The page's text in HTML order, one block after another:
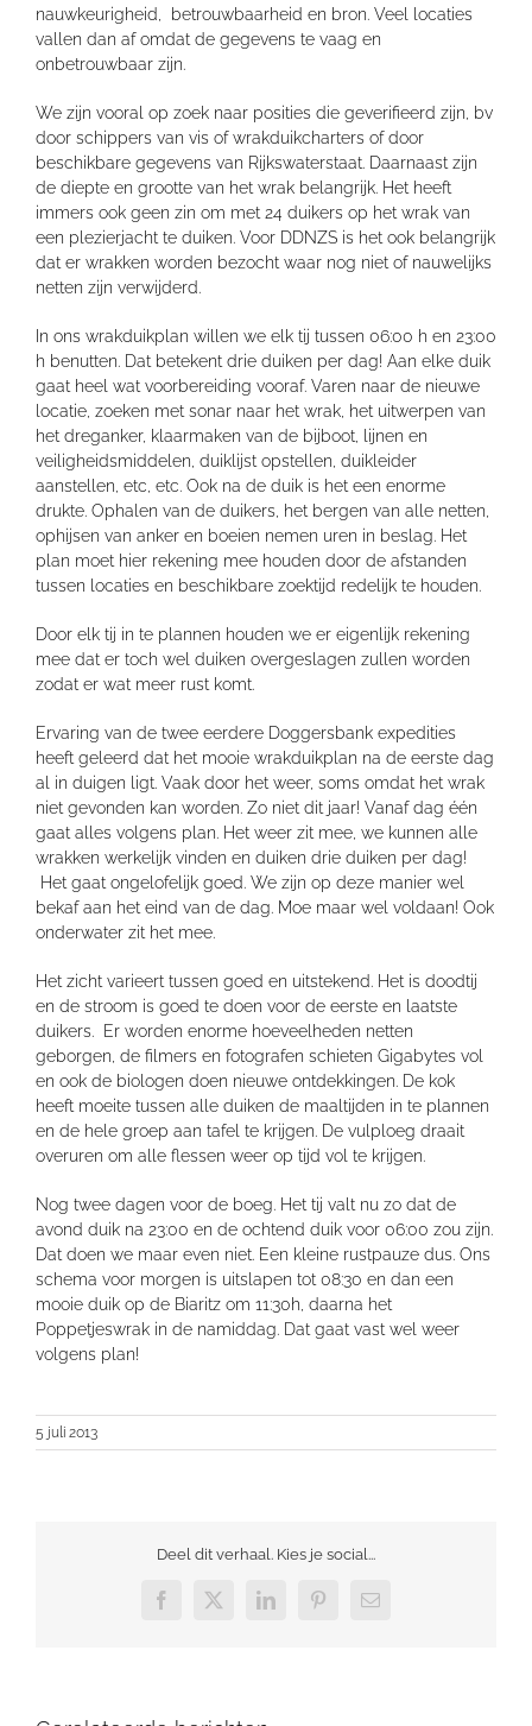
nauwkeurigheid, betrouwbaarheid en bron. Veel locaties
vallen dan af omdat de gegevens te vaag en
onbetrouwbaar zijn.
We zijn vooral op zoek naar posities die geverifieerd zijn, bv
door schippers van vis of wrakduikcharters of door
beschikbare gegevens van Rijkswaterstaat. Daarnaast zijn
de diepte en grootte van het wrak belangrijk. Het heeft
immers ook geen zin om met 24 duikers op het wrak van
een plezierjacht te duiken. Voor DDNZS is het ook belangrijk
dat er wrakken worden bezocht waar nog niet of nauwelijks
netten zijn verwijderd.
In ons wrakduikplan willen we elk tij tussen 06:00 h en 23:00
h benutten. Dat betekent drie duiken per dag! Aan elke duik
gaat heel wat voorbereiding vooraf. Varen naar de nieuwe
locatie, zoeken met sonar naar het wrak, het uitwerpen van
het dreganker, klaarmaken van de bijboot, lijnen en
veiligheidsmiddelen, duiklijst opstellen, duikleider
aanstellen, etc, etc. Ook na de duik is het een enorme
drukte. Ophalen van de duikers, het bergen van alle netten,
ophijsen van anker en boeien nemen uren in beslag. Het
plan moet hier rekening mee houden door de afstanden
tussen locaties en beschikbare zoektijd redelijk te houden.
Door elk tij in te plannen houden we er eigenlijk rekening
mee dat er toch wel duiken overgeslagen zullen worden
zodat er wat meer rust komt.
Ervaring van de twee eerdere Doggersbank expedities
heeft geleerd dat het mooie wrakduikplan na de eerste dag
al in duigen ligt. Vaak door het weer, soms omdat het wrak
niet gevonden kan worden. Zo niet dit jaar! Vanaf dag één
gaat alles volgens plan. Het weer zit mee, we kunnen alle
wrakken werkelijk vinden en duiken drie duiken per dag!
Het gaat ongelofelijk goed. We zijn op deze manier wel
bekaf aan het eind van de dag. Moe maar wel voldaan! Ook
onderwater zit het mee.
Het zicht varieert tussen goed en uitstekend. Het is doodtij
en de stroom is goed te doen voor de eerste en laatste
duikers. Er worden enorme hoeveelheden netten
geborgen, de filmers en fotografen schieten Gigabytes vol
en ook de biologen doen nieuwe ontdekkingen. De kok
heeft moeite tussen alle duiken de maaltijden in te plannen
en de hele groep aan tafel te krijgen. De vulploeg draait
overuren om alle flessen weer op tijd vol te krijgen.
Nog twee dagen voor de boeg. Het tij valt nu zo dat de
avond duik na 23:00 en de ochtend duik voor 06:00 zou zijn.
Dat doen we maar even niet. Een kleine rustpauze dus. Ons
schema voor morgen is uitslapen tot 08:30 en dan een
mooie duik op de Biaritz om 11:30h, daarna het
Poppetjeswrak in de namiddag. Dat gaat vast wel weer
volgens plan!
5 juli 2013
Deel dit verhaal. Kies je social...
Facebook
X LinkedInPinterest
E-